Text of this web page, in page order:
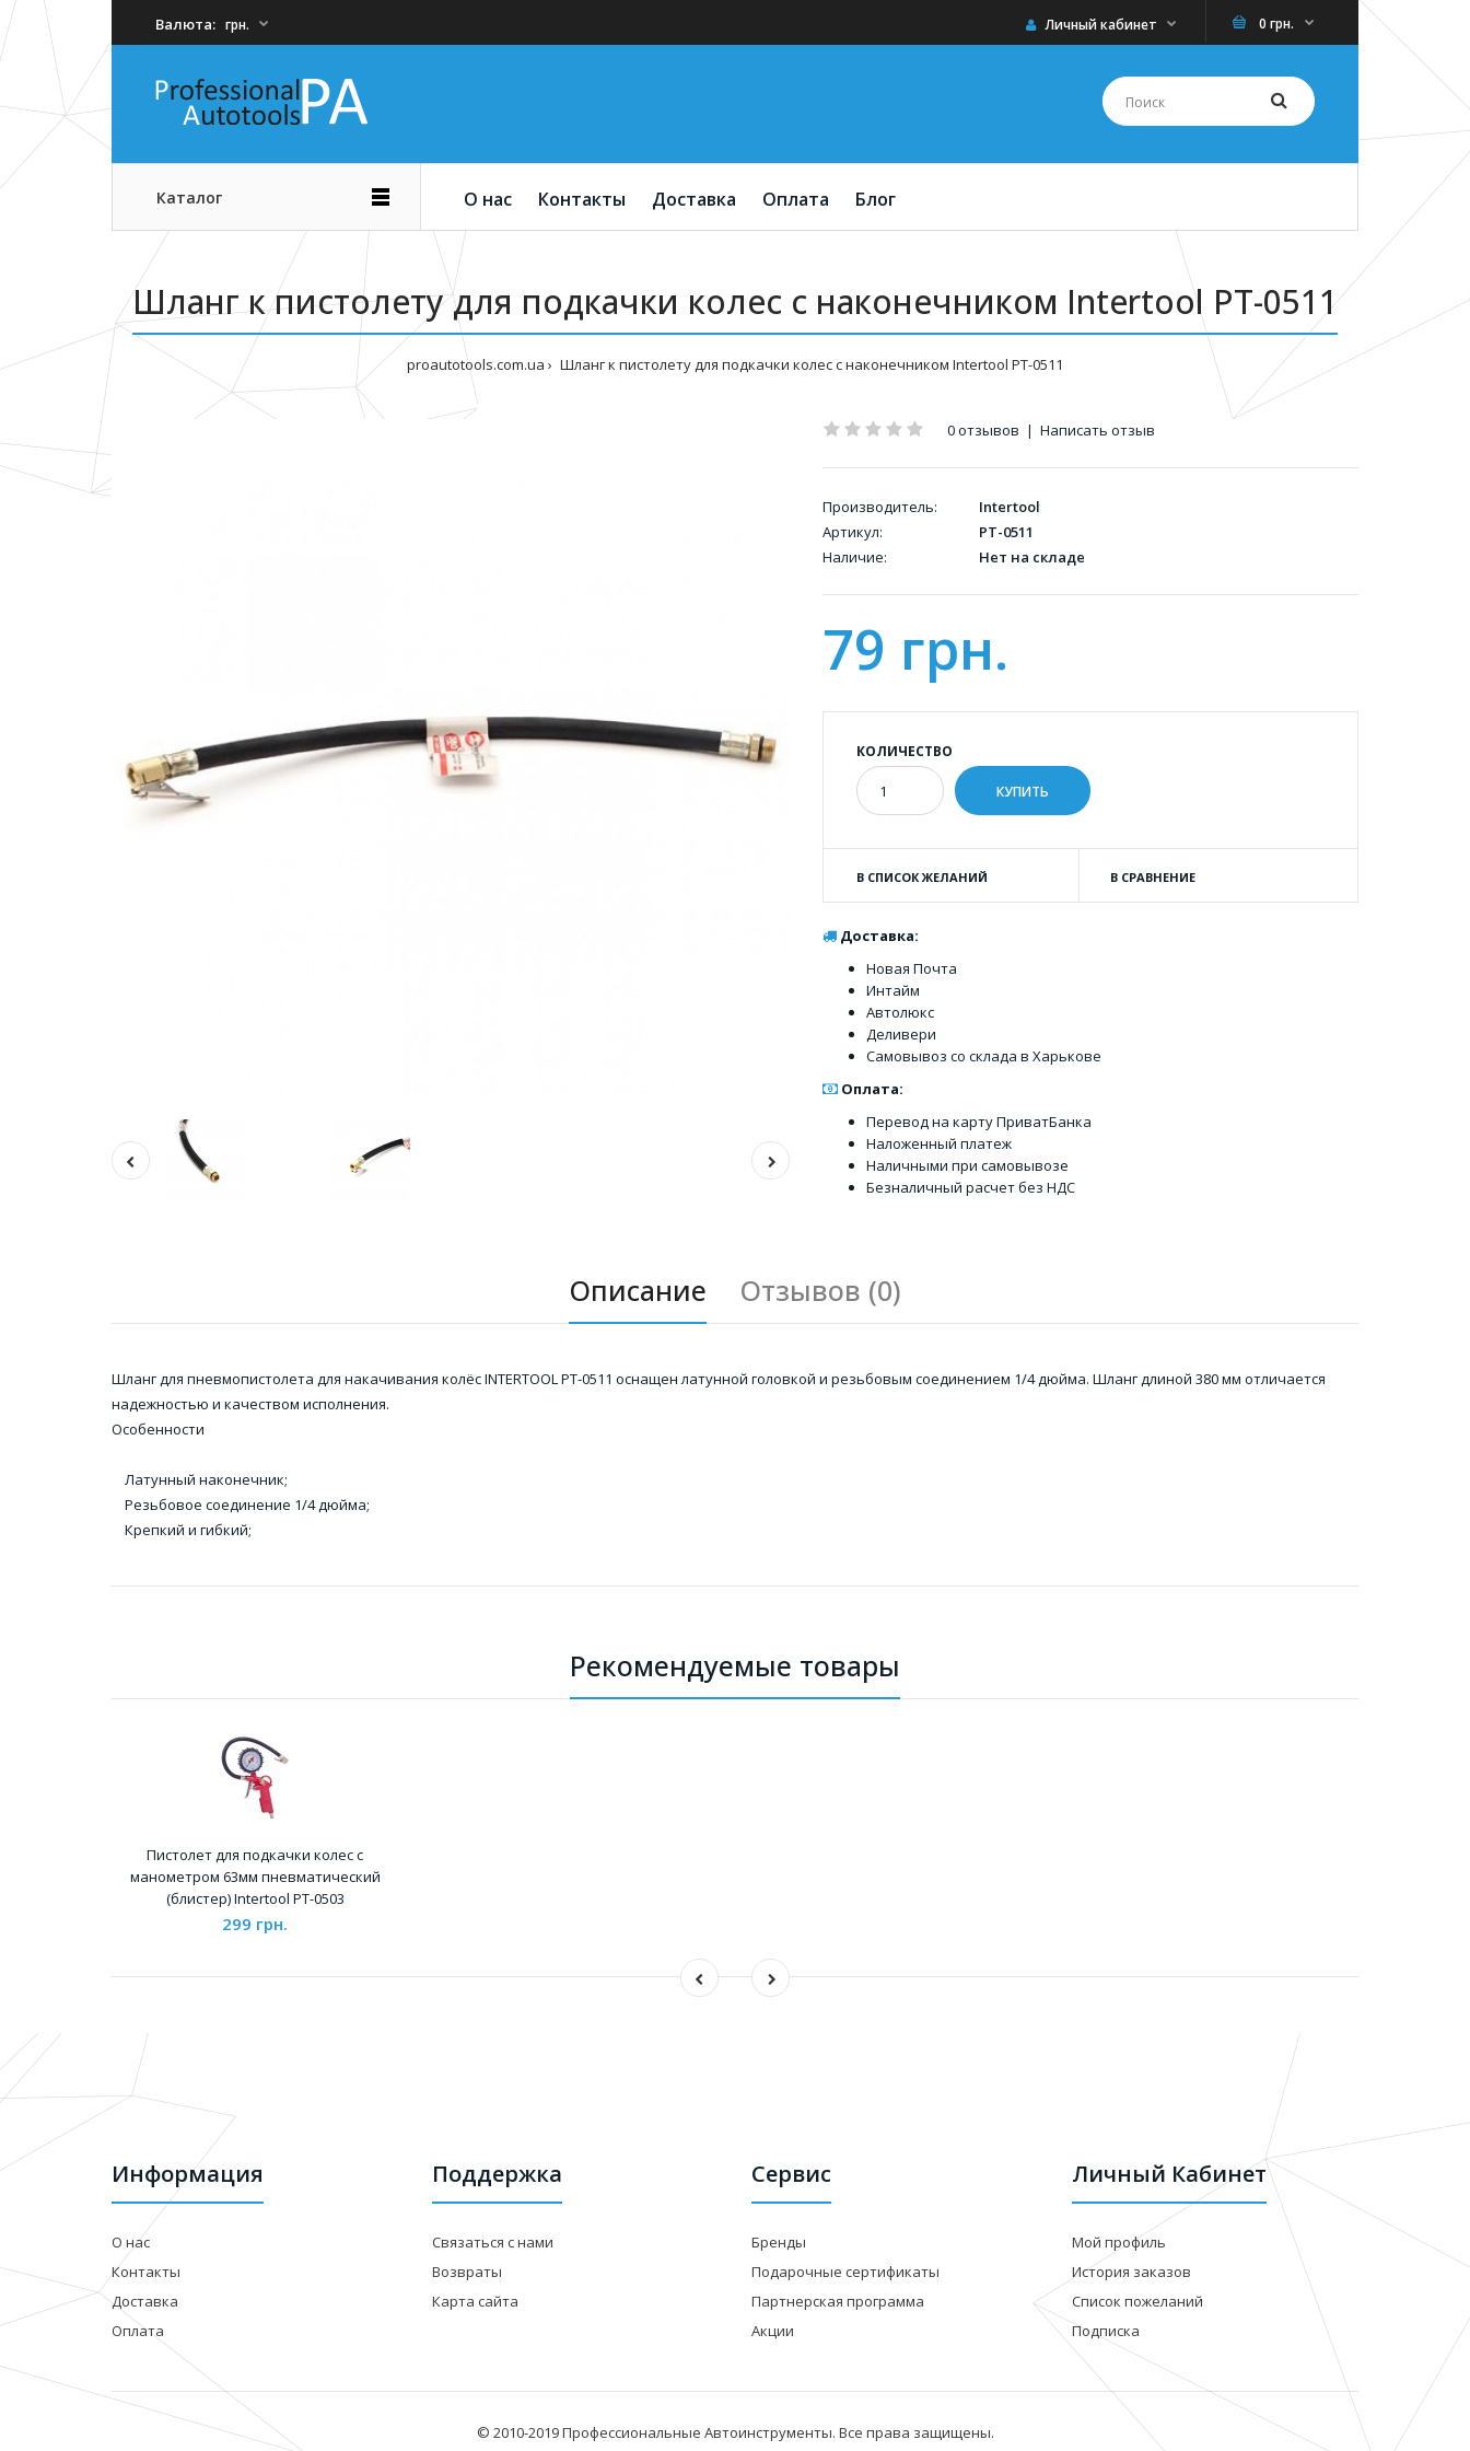
0 грн.
Личный кабинет
Валюта: грн.
Каталог О нас Контакты Доставка Оплата Блог
Шланг к пистолету для подкачки колес с наконечником Intertool PT-0511
proautotools.com.ua Шланг к пистолету для подкачки колес с наконечником Intertool PT-0511
0 отзывов | Написать отзыв
Производитель:
Intertool
Артикул:
PT-0511
Наличие:
Нет на складе
79 грн.
КОЛИЧЕСТВО
В СПИСОК ЖЕЛАНИЙ В СРАВНЕНИЕ
Доставка:
Новая Почта
Интайм
Автолюкс
Деливери
Самовывоз со склада в Харькове
Оплата:
Перевод на карту ПриватБанка
Наложенный платеж
Наличными при самовывозе
Безналичный расчет без НДС
Описание Отзывов (0)
Шланг для пневмопистолета для накачивания колёс INTERTOOL PT-0511 оснащен латунной головкой и резьбовым соединением 1/4 дюйма. Шланг длиной 380 мм отличается
надежностью и качеством исполнения.
Особенности
Латунный наконечник;
Резьбовое соединение 1/4 дюйма;
Крепкий и гибкий;
Рекомендуемые товары
Пистолет для подкачки колес с
манометром 63мм пневматический
(блистер) Intertool PT-0503
299 грн.
Информация
О нас
Контакты
Доставка
Оплата
Поддержка
Связаться с нами
Возвраты
Карта сайта
Сервис
Бренды
Подарочные сертификаты
Партнерская программа
Акции
Личный Кабинет
Мой профиль
История заказов
Список пожеланий
Подписка
© 2010-2019 Профессиональные Автоинструменты. Все права защищены.